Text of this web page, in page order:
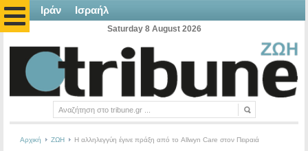
Ιράν Ισραήλ
Saturday 8 August 2026
Αρχική ΖΩΗ Η αλληλεγγύη έγινε πράξη από το Allwyn Care στον Πειραιά